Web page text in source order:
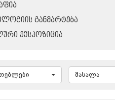
ᲒᲐᲜᲛᲐᲠᲢᲔᲑᲐ
ᲔᲥᲡᲞᲝᲖᲘᲪᲘᲐ
მასალა